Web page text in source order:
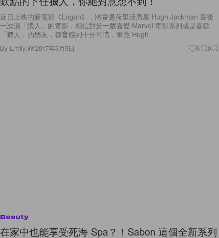
近日上映的新電影《Logan》，將會是荷里活男星 Hugh Jackman 最後
一次演「狼人」的電影，相信對於一眾喜愛 Marvel 電影系列或是喜歡
「狼人」的朋友，都會感到十分可惜，畢竟 Hugh
By Emily.W/2017年3月5日 6 0
Beauty
在家中也能享受死海 Spa？！Sabon 這個全新系列